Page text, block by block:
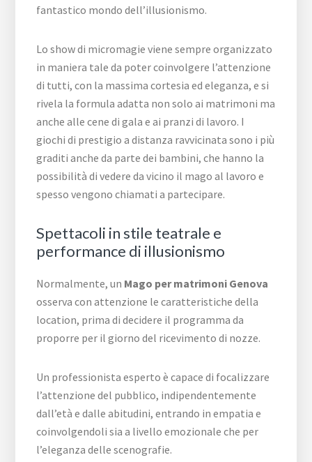
fantastico mondo dell’illusionismo.
Lo show di micromagie viene sempre organizzato
in maniera tale da poter coinvolgere l’attenzione
di tutti, con la massima cortesia ed eleganza, e si
rivela la formula adatta non solo ai matrimoni ma
anche alle cene di gala e ai pranzi di lavoro. I
giochi di prestigio a distanza ravvicinata sono i più
graditi anche da parte dei bambini, che hanno la
possibilità di vedere da vicino il mago al lavoro e
spesso vengono chiamati a partecipare.
Spettacoli in stile teatrale e
performance di illusionismo
Normalmente, un Mago per matrimoni Genova
osserva con attenzione le caratteristiche della
location, prima di decidere il programma da
proporre per il giorno del ricevimento di nozze.
Un professionista esperto è capace di focalizzare
l’attenzione del pubblico, indipendentemente
dall’età e dalle abitudini, entrando in empatia e
coinvolgendoli sia a livello emozionale che per
l’eleganza delle scenografie.